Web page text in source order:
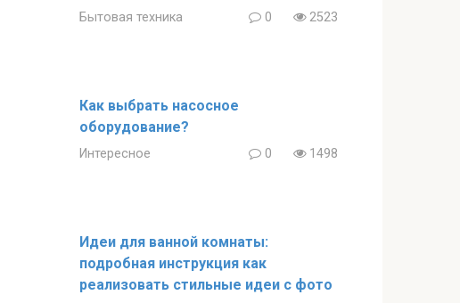
Бытовая техника 0 2523
Как выбрать насосное
оборудование?
Интересное 0 1498
Идеи для ванной комнаты:
подробная инструкция как
реализовать стильные идеи с фото